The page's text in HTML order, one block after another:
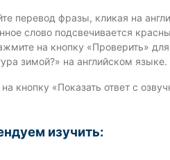
перевод фразы, кликая на
слово подсвечивается
на кнопку «Проверить»
зимой?» на английском языке.
кнопку «Показать ответ с
изучить: